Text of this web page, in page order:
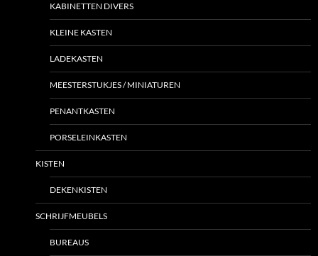
KABINETTEN DIVERS
KLEINE KASTEN
LADEKASTEN
MEESTERSTUKJES / MINIATUREN
PENANTKASTEN
PORSELEINKASTEN
KISTEN
DEKENKISTEN
SCHRIJFMEUBELS
BUREAUS